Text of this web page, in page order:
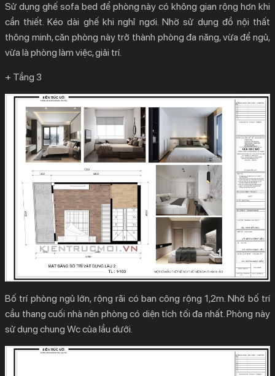
Sử dụng ghế sofa bed để phòng này có không gian rộng hơn khi
cần thiết. Kéo dài ghế khi nghỉ ngơi. Nhờ sử dụng đồ nội thất
thông minh, căn phòng này trở thành phòng đa năng, vừa để ngủ,
vừa là phòng làm việc, giải trí.
+ Tầng 3
Bố trí phòng ngủ lớn, rộng rãi có ban công rộng 1,2m. Nhờ bố trí
cầu thang cuối nhà nên phòng có diện tích tối đa nhất. Phòng này
sử dụng chung Wc của lầu dưới.